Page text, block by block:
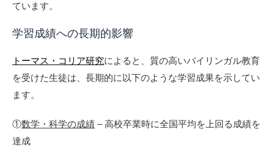
ています。
学習成績への長期的影響
トーマス・コリア研究によると、質の高いバイリンガル教育
を受けた生徒は、長期的に以下のような学習成果を示してい
ます。
①数学・科学の成績 – 高校卒業時に全国平均を上回る成績を
達成